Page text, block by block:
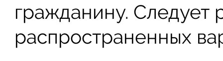
гражданину. Следует
распространенных